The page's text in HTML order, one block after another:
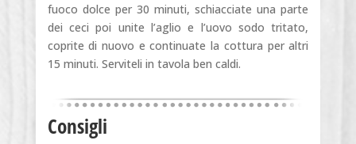
fuoco dolce per 30 minuti, schiacciate una parte
dei ceci poi unite l’aglio e l’uovo sodo tritato,
coprite di nuovo e continuate la cottura per altri
15 minuti. Serviteli in tavola ben caldi.
Consigli